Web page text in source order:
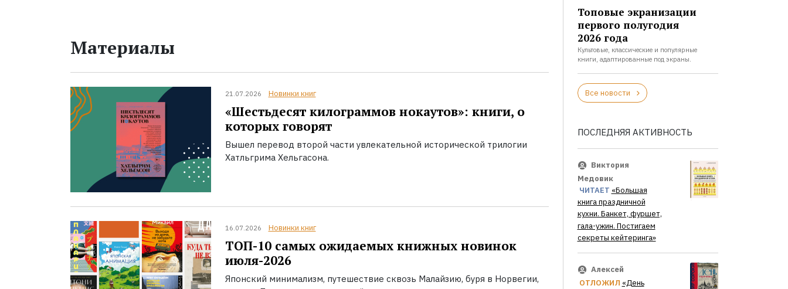
Материалы
21.07.2026 Новинки книг
«Шестьдесят килограммов нокаутов»: книги, о
которых говорят
Вышел перевод второй части увлекательной исторической трилогии
Хатльгрима Хельгасона.
16.07.2026 Новинки книг
ТОП-10 самых ожидаемых книжных новинок
июля-2026
Японский минимализм, путешествие сквозь Малайзию, буря в Норвегии,
Топовые экранизации
первого полугодия
2026 года
Культовые, классические и популярные
книги, адаптированные под экраны.
Все новости
ПОСЛЕДНЯЯ АКТИВНОСТЬ
Виктория
Медовик
ЧИТАЕТ «Большая
книга праздничной
кухни. Банкет, фуршет,
гала-ужин. Постигаем
секреты кейтеринга»
Алексей
ОТЛОЖИЛ «День